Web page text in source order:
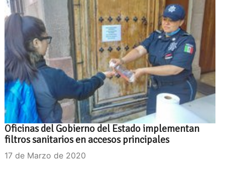
Oficinas del Gobierno del Estado implementan
filtros sanitarios en accesos principales
17 de Marzo de 2020